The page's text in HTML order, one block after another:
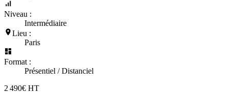
Niveau :
Intermédiaire
Lieu :
Paris
Format :
Présentiel / Distanciel
2 490€ HT